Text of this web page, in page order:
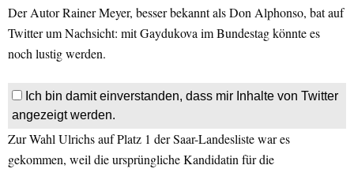
Der Autor Rainer Meyer, besser bekannt als Don Alphonso, bat auf
Twitter um Nachsicht: mit Gaydukova im Bundestag könnte es
noch lustig werden.
Ich bin damit einverstanden, dass mir Inhalte von Twitter
angezeigt werden.
Zur Wahl Ulrichs auf Platz 1 der Saar-Landesliste war es
gekommen, weil die ursprüngliche Kandidatin für die